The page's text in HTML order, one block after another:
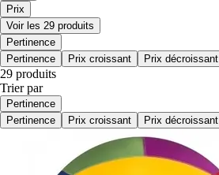
Prix
Voir les 29 produits
Pertinence
Pertinence
Prix croissant Prix décroissant
29 produits
Trier par
Pertinence
Pertinence
Prix croissant Prix décroissant